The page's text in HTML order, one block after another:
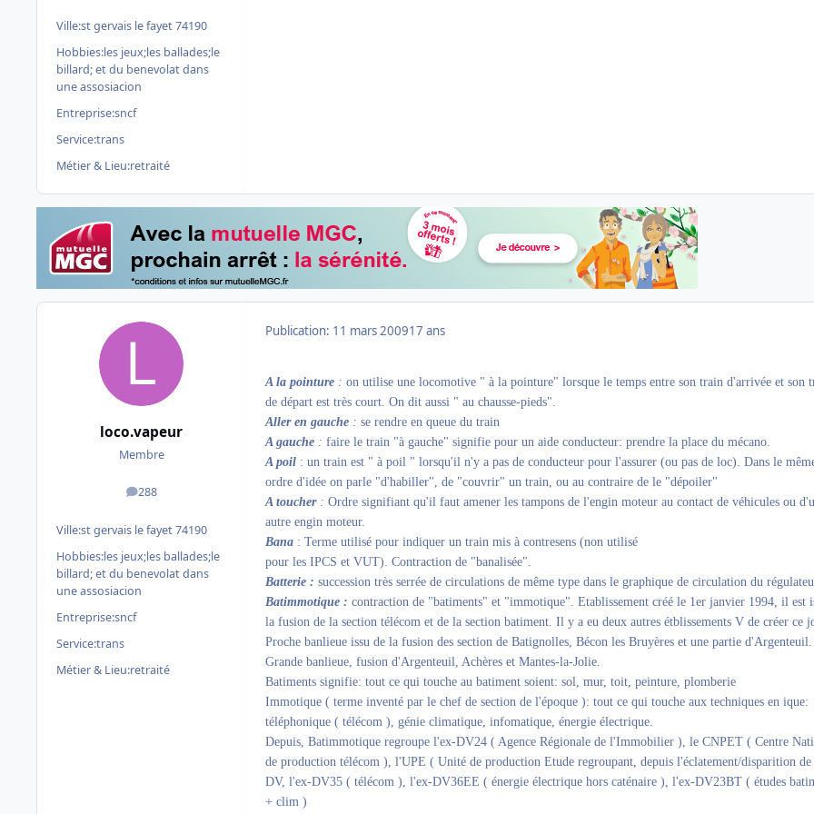
Ville:st gervais le fayet 74190
Hobbies:les jeux;les ballades;le
billard; et du benevolat dans
une assosiacion
Entreprise:sncf
Service:trans
Métier & Lieu:retraité
loco.vapeur
Membre
288
messages
Ville:st gervais le fayet 74190
Hobbies:les jeux;les ballades;le
billard; et du benevolat dans
une assosiacion
Entreprise:sncf
Service:trans
Métier & Lieu:retraité
Publication: 11 mars 200917 ans
A la pointure : on utilise une locomotive " à la pointure" lorsque le temps entre son train d'arrivée et son
de départ est très court. On dit aussi " au chausse-pieds".
Aller en gauche : se rendre en queue du train
A gauche : faire le train "à gauche" signifie pour un aide conducteur: prendre la place du mécano.
A poil : un train est " à poil " lorsqu'il n'y a pas de conducteur pour l'assurer (ou pas de loc). Dans le
ordre d'idée on parle "d'habiller", de "couvrir" un train, ou au contraire de le "dépoiler"
A toucher: Ordre signifiant qu'il faut amener les tampons de l'engin moteur au contact de véhicules ou
autre engin moteur.
Bana : Terme utilisé pour indiquer un train mis à contresens (non utilisé
pour les IPCS et VUT). Contraction de "banalisée".
Batterie : succession très serrée de circulations de même type dans le graphique de circulation du
Batimmotique : contraction de "batiments" et "immotique". Etablissement créé le 1er janvier 1994, il est
la fusion de la section télécom et de la section batiment. Il y a eu deux autres étblissements V de créer ce
Proche banlieue issu de la fusion des section de Batignolles, Bécon les Bruyères et une partie
Grande banlieue, fusion d'Argenteuil, Achères et Mantes-la-Jolie.
Batiments signifie: tout ce qui touche au batiment soient: sol, mur, toit, peinture, plomberie
Immotique ( terme inventé par le chef de section de l'époque ): tout ce qui touche aux techniques en ique:
téléphonique ( télécom ), génie climatique, infomatique, énergie électrique.
Depuis, Batimmotique regroupe l'ex-DV24 ( Agence Régionale de l'Immobilier ), le CNPET ( Centre
de production télécom ), l'UPE ( Unité de production Etude regroupant, depuis l'éclatement/disparition de
DV, l'ex-DV35 ( télécom ), l'ex-DV36EE ( énergie électrique hors caténaire ), l'ex-DV23BT ( études
+ clim )